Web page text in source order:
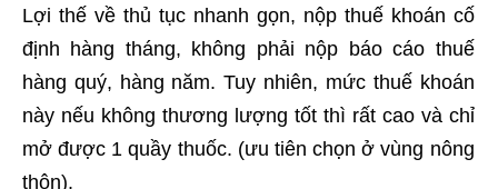
Lợi thế về thủ tục nhanh gọn, nộp thuế khoán cố
định hàng tháng, không phải nộp báo cáo thuế
hàng quý, hàng năm. Tuy nhiên, mức thuế khoán
này nếu không thương lượng tốt thì rất cao và chỉ
mở được 1 quầy thuốc. (ưu tiên chọn ở vùng nông
thôn).